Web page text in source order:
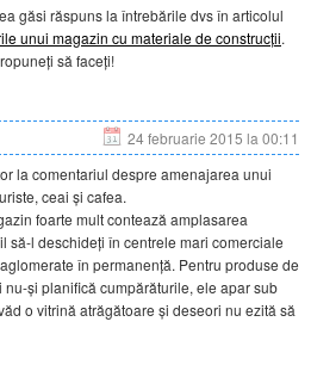
găsi răspuns la întrebările dvs în articolul
unui magazin cu materiale de construcții.
să faceți!
24 februarie 2015 la 00:11
la comentariul despre amenajarea unui
ceai și cafea.
foarte mult contează amplasarea
să-l deschideți în centrele mari comerciale
în permanență. Pentru produse de
și planifică cumpărăturile, ele apar sub
o vitrină atrăgătoare și deseori nu ezită să